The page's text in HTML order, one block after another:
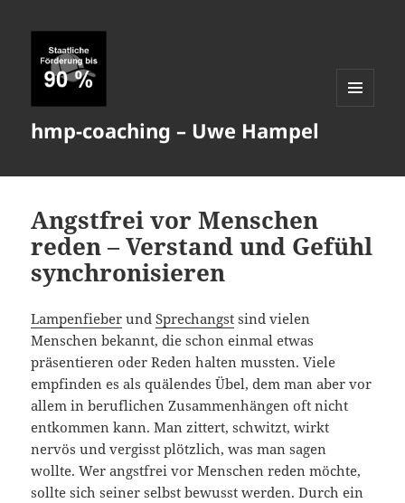
hmp-coaching – Uwe Hampel
Angstfrei vor Menschen
reden – Verstand und Gefühl
synchronisieren
Lampenfieber undSprechangst sind vielen
Menschen bekannt, die schon einmal etwas
präsentieren oder Reden halten mussten. Viele
empfinden es als quälendes Übel, dem man aber vor
allem in beruflichen Zusammenhängen oft nicht
entkommen kann. Man zittert, schwitzt, wirkt
nervös und vergisst plötzlich, was man sagen
wollte. Wer angstfrei vor Menschen reden möchte,
sollte sich seiner selbst bewusst werden. Durch ein